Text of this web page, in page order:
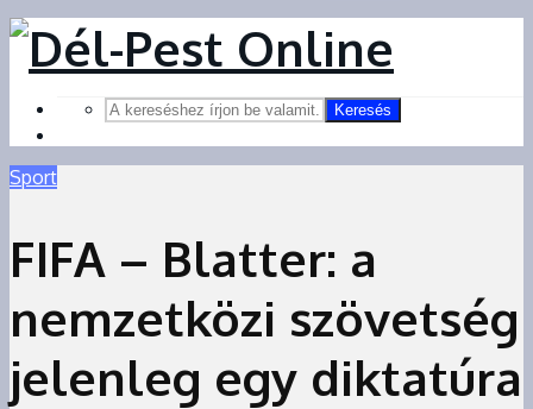
Keresés
Sport
FIFA – Blatter: a
nemzetközi szövetség
jelenleg egy diktatúra